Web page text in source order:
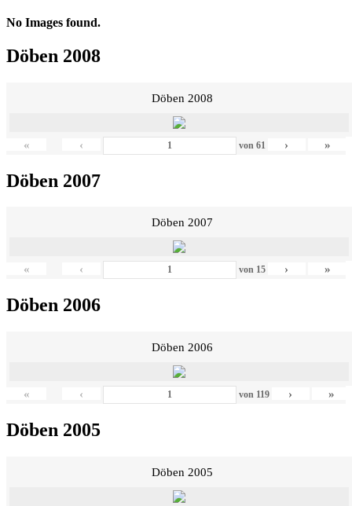
No Images found.
Döben 2008
Döben 2008
« ‹ von 61 › »
Döben 2007
Döben 2007
« ‹ von 15 › »
Döben 2006
Döben 2006
« ‹ von 119 › »
Döben 2005
Döben 2005